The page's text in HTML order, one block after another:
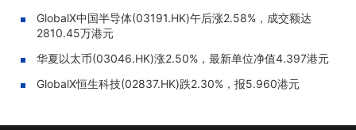
GlobalX中国半导体(03191.HK)午后涨2.58%，成交额达
2810.45万港元
华夏以太币(03046.HK)涨2.50%，最新单位净值4.397港元
GlobalX恒生科技(02837.HK)跌2.30%，报5.960港元